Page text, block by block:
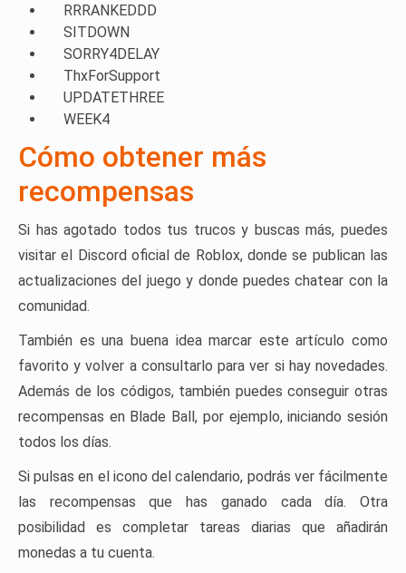
RRRANKEDDD
SITDOWN
SORRY4DELAY
ThxForSupport
UPDATETHREE
WEEK4
Cómo obtener más
recompensas
Si has agotado todos tus trucos y buscas más, puedes
visitar el Discord oficial de Roblox, donde se publican las
actualizaciones del juego y donde puedes chatear con la
comunidad.
También es una buena idea marcar este artículo como
favorito y volver a consultarlo para ver si hay novedades.
Además de los códigos, también puedes conseguir otras
recompensas en Blade Ball, por ejemplo, iniciando sesión
todos los días.
Si pulsas en el icono del calendario, podrás ver fácilmente
las recompensas que has ganado cada día. Otra
posibilidad es completar tareas diarias que añadirán
monedas a tu cuenta.